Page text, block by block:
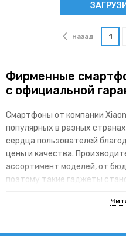
назад 1
Фирменные
с официальной
Смартфоны от компании
популярных в разных
сердца пользователей
цены и качества.
ассортимент моделей, от
поэтому такие гаджеты
линейки гаджетов